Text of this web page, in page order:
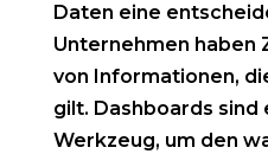
Daten eine
Unternehmen haben
von Informationen,
gilt. Dashboards
Werkzeug, um den